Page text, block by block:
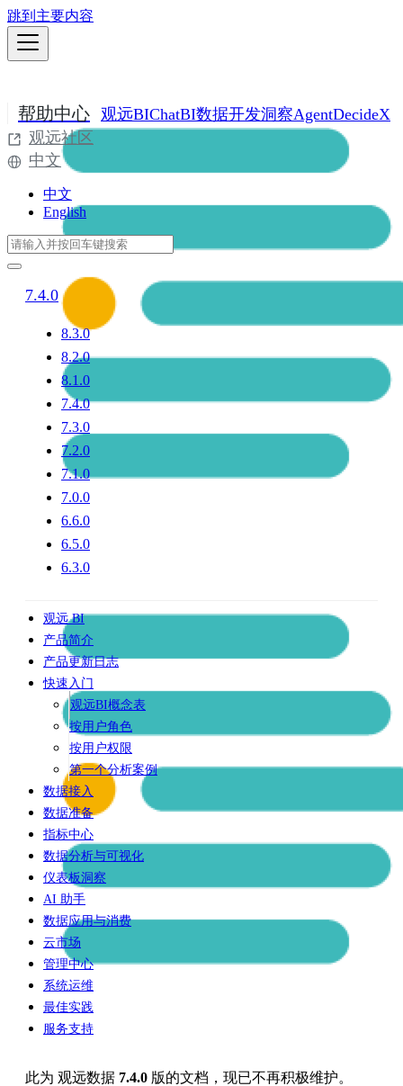
跳到主要内容
帮助中心 观远BIChatBI数据开发洞察AgentDecideX
观远社区
中文
中文
English
7.4.0
8.3.0
8.2.0
8.1.0
7.4.0
7.3.0
7.2.0
7.1.0
7.0.0
6.6.0
6.5.0
6.3.0
观远 BI
产品简介
产品更新日志
快速入门
观远BI概念表
按用户角色
按用户权限
第一个分析案例
数据接入
数据准备
指标中心
数据分析与可视化
仪表板洞察
AI 助手
数据应用与消费
云市场
管理中心
系统运维
最佳实践
服务支持
此为 观远数据 7.4.0 版的文档，现已不再积极维护。